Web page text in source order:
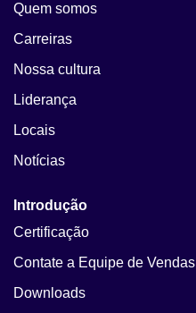
Quem somos
Carreiras
Nossa cultura
Liderança
Locais
Notícias
Introdução
Certificação
Contate a Equipe de Vendas
Downloads